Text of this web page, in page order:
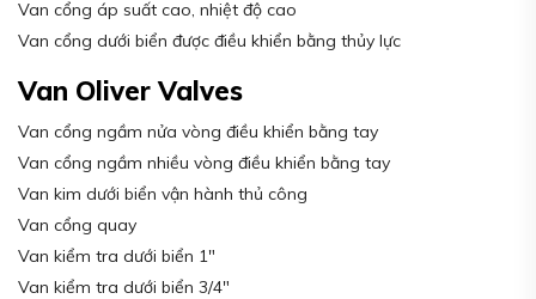
Van cổng áp suất cao, nhiệt độ cao
Van cổng dưới biển được điều khiển bằng thủy lực
Van Oliver Valves
Van cổng ngầm nửa vòng điều khiển bằng tay
Van cổng ngầm nhiều vòng điều khiển bằng tay
Van kim dưới biển vận hành thủ công
Van cổng quay
Van kiểm tra dưới biển 1″
Van kiểm tra dưới biển 3/4″